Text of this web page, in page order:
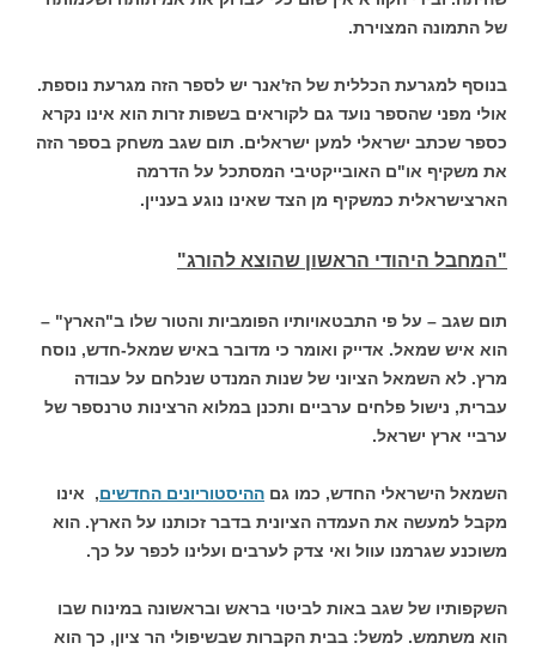
של התמונה המצוירת.
בנוסף למגרעת הכללית של הז'אנר יש לספר הזה מגרעת נוספת.
אולי מפני שהספר נועד גם לקוראים בשפות זרות הוא אינו נקרא
כספר שכתב ישראלי למען ישראלים. תום שגב משחק בספר הזה
את משקיף או"ם האובייקטיבי המסתכל על הדרמה
הארצישראלית כמשקיף מן הצד שאינו נוגע בעניין.
"המחבל היהודי הראשון שהוצא להורג"
תום שגב – על פי התבטאויותיו הפומביות והטור שלו ב"הארץ" –
הוא איש שמאל. אדייק ואומר כי מדובר באיש שמאל-חדש, נוסח
מרץ. לא השמאל הציוני של שנות המנדט שנלחם על עבודה
עברית, נישול פלחים ערביים ותכנן במלוא הרצינות טרנספר של
ערביי ארץ ישראל.
השמאל הישראלי החדש, כמו גםההיסטוריונים החדשים, אינו
מקבל למעשה את העמדה הציונית בדבר זכותנו על הארץ. הוא
משוכנע שגרמנו עוול ואי צדק לערבים ועלינו לכפר על כך.
השקפותיו של שגב באות לביטוי בראש ובראשונה במינוח שבו
הוא משתמש. למשל: בבית הקברות שבשיפולי הר ציון, כך הוא